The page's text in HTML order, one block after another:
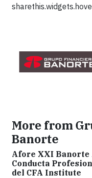
More from
Banorte
Afore XXI Banorte
Conducta
del CFA Institute